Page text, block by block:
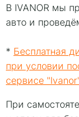
В IVANOR мы
авто и
* Бесплатная
при условии
сервисе
При